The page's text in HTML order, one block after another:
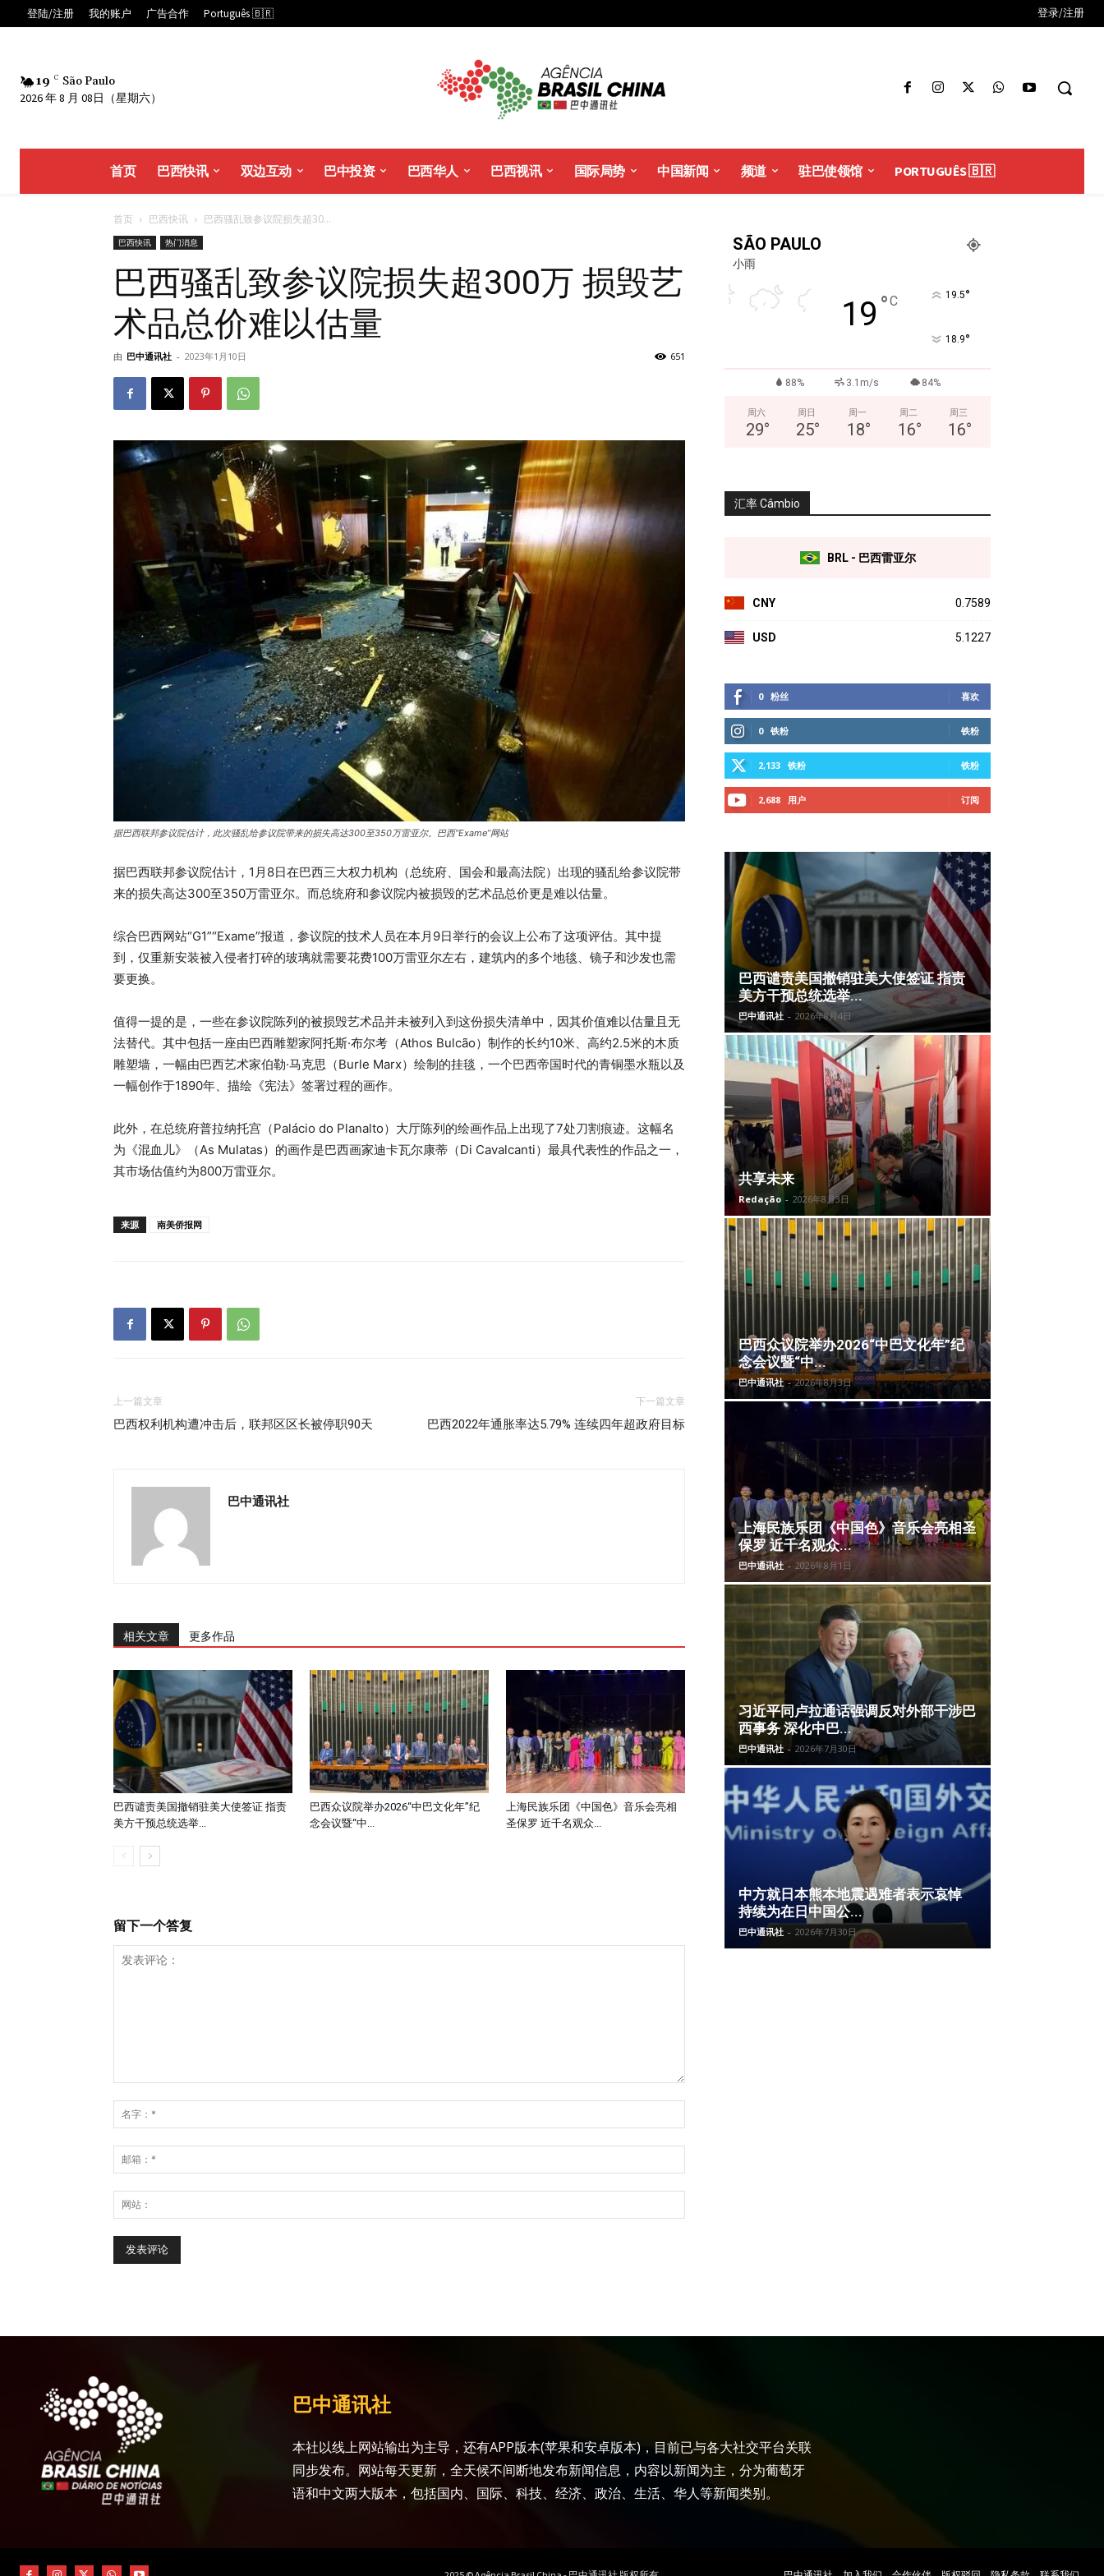
登陆/注册 我的账户 广告合作 Português 🇧🇷 登录/注册
19 C São Paulo
2026 年 8 月 08日（星期六）
首页 巴西快讯 双边互动 巴中投资 巴西华人 巴西视讯 国际局势 中国新闻 频道 驻巴使领馆 PORTUGUÊS 🇧🇷
首页 巴西快讯 巴西骚乱致参议院损失超30...
巴西快讯 热门消息
巴西骚乱致参议院损失超300万 损毁艺
术品总价难以估量
由 巴中通讯社 - 2023年1月10日 651
据巴西联邦参议院估计，此次骚乱给参议院带来的损失高达300至350万雷亚尔。巴西“Exame”网站
据巴西联邦参议院估计，1月8日在巴西三大权力机构（总统府、国会和最高法院）出现的骚乱给参议院带
来的损失高达300至350万雷亚尔。而总统府和参议院内被损毁的艺术品总价更是难以估量。
综合巴西网站“G1”“Exame”报道，参议院的技术人员在本月9日举行的会议上公布了这项评估。其中提
到，仅重新安装被入侵者打碎的玻璃就需要花费100万雷亚尔左右，建筑内的多个地毯、镜子和沙发也需
要更换。
值得一提的是，一些在参议院陈列的被损毁艺术品并未被列入到这份损失清单中，因其价值难以估量且无
法替代。其中包括一座由巴西雕塑家阿托斯·布尔考（Athos Bulcão）制作的长约10米、高约2.5米的木质
雕塑墙，一幅由巴西艺术家伯勒·马克思（Burle Marx）绘制的挂毯，一个巴西帝国时代的青铜墨水瓶以及
一幅创作于1890年、描绘《宪法》签署过程的画作。
此外，在总统府普拉纳托宫（Palácio do Planalto）大厅陈列的绘画作品上出现了7处刀割痕迹。这幅名
为《混血儿》（As Mulatas）的画作是巴西画家迪卡瓦尔康蒂（Di Cavalcanti）最具代表性的作品之一，
其市场估值约为800万雷亚尔。
来源 南美侨报网
上一篇文章
巴西权利机构遭冲击后，联邦区区长被停职90天
下一篇文章
巴西2022年通胀率达5.79% 连续四年超政府目标
巴中通讯社
相关文章 更多作品
巴西谴责美国撤销驻美大使签证 指责
美方干预总统选举...
巴西众议院举办2026“中巴文化年”纪
念会议暨“中...
上海民族乐团《中国色》音乐会亮相
圣保罗 近千名观众...
留下一个答复
SÃO PAULO
小雨
19 °C 19.5°
18.9°
88% 3.1m/s 84%
周六
29°
周日
25°
周一
18°
周二
16°
周三
16°
汇率 Câmbio
BRL - 巴西雷亚尔
CNY 0.7589
USD 5.1227
0 粉丝 喜欢
0 铁粉 铁粉
2,133 铁粉 铁粉
2,688 用户 订阅
巴西谴责美国撤销驻美大使签证 指责
美方干预总统选举...
巴中通讯社 - 2026年8月4日
共享未来
Redação - 2026年8月3日
巴西众议院举办2026“中巴文化年”纪
念会议暨“中...
巴中通讯社 - 2026年8月3日
上海民族乐团《中国色》音乐会亮相圣
保罗 近千名观众...
巴中通讯社 - 2026年8月1日
习近平同卢拉通话强调反对外部干涉巴
西事务 深化中巴...
巴中通讯社 - 2026年7月30日
中方就日本熊本地震遇难者表示哀悼
持续为在日中国公...
巴中通讯社 - 2026年7月30日
巴中通讯社
本社以线上网站输出为主导，还有APP版本(苹果和安卓版本)，目前已与各大社交平台关联
同步发布。网站每天更新，全天候不间断地发布新闻信息，内容以新闻为主，分为葡萄牙
语和中文两大版本，包括国内、国际、科技、经济、政治、生活、华人等新闻类别。